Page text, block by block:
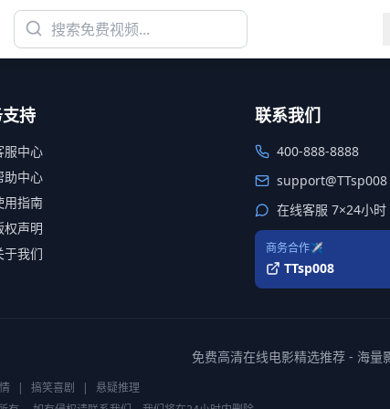
持
服中心
助中心
用指南
权声明
于我们
联系我们
400-888-8888
support@TTsp008
在线客服 7×24小时
商务合作✈️
TTsp008
免费高清在线电影精选推荐 - 海量
| 搞笑喜剧 |
悬疑推理